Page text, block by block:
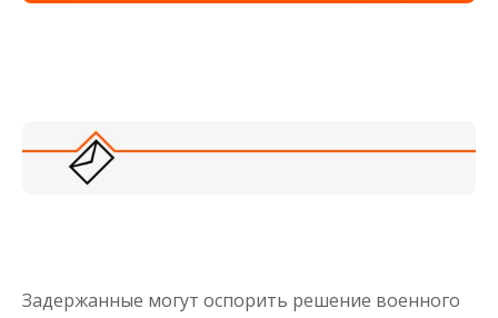
Задержанные могут оспорить решение военного